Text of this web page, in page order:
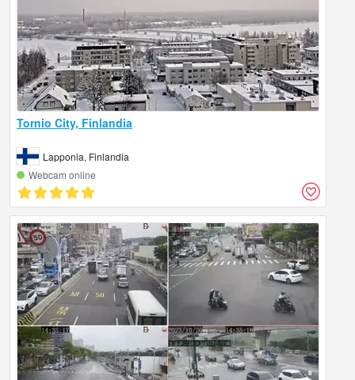
Tornio City, Finlandia
Lapponia, Finlandia
Webcam online